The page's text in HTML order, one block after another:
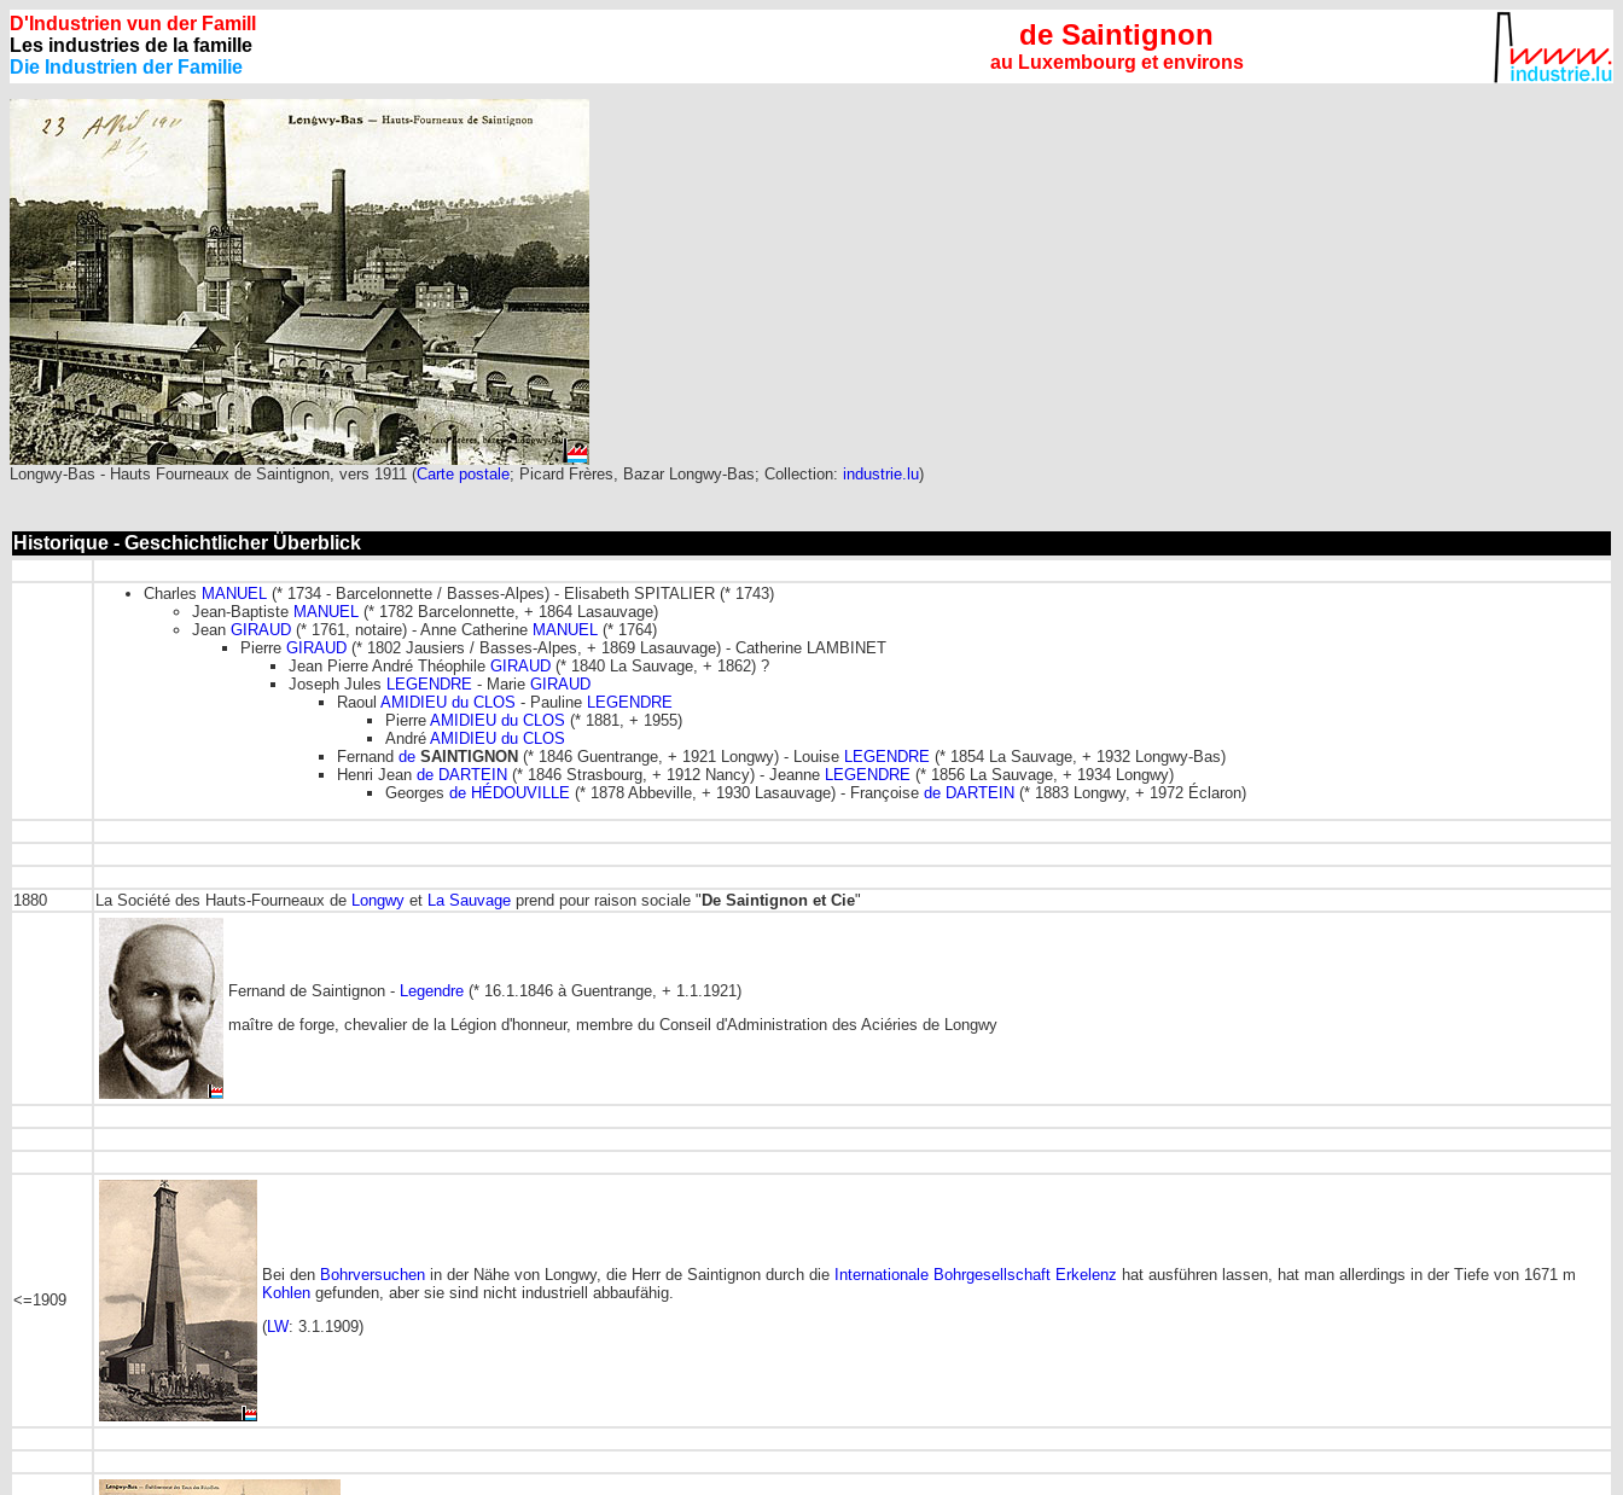
D'Industrien vun der Famill
Les industries de la famille
Die Industrien der Familie
de Saintignon
au Luxembourg et environs
Longwy-Bas - Hauts Fourneaux de Saintignon, vers 1911 (Carte postale; Picard Frères, Bazar Longwy-Bas; Collection: industrie.lu)
Historique - Geschichtlicher Überblick
Charles MANUEL (* 1734 - Barcelonnette / Basses-Alpes) - Elisabeth SPITALIER (* 1743)
Jean-Baptiste MANUEL (* 1782 Barcelonnette, + 1864 Lasauvage)
Jean GIRAUD (* 1761, notaire) - Anne Catherine MANUEL (* 1764)
Pierre GIRAUD (* 1802 Jausiers / Basses-Alpes, + 1869 Lasauvage) - Catherine LAMBINET
Jean Pierre André Théophile GIRAUD (* 1840 La Sauvage, + 1862) ?
Joseph Jules LEGENDRE - Marie GIRAUD
Raoul AMIDIEU du CLOS - Pauline LEGENDRE
Pierre AMIDIEU du CLOS (* 1881, + 1955)
André AMIDIEU du CLOS
Fernand de SAINTIGNON (* 1846 Guentrange, + 1921 Longwy) - Louise LEGENDRE (* 1854 La Sauvage, + 1932 Longwy-Bas)
Henri Jean de DARTEIN (* 1846 Strasbourg, + 1912 Nancy) - Jeanne LEGENDRE (* 1856 La Sauvage, + 1934 Longwy)
Georges de HÉDOUVILLE (* 1878 Abbeville, + 1930 Lasauvage) - Françoise de DARTEIN (* 1883 Longwy, + 1972 Éclaron)
1880 La Société des Hauts-Fourneaux de Longwy et La Sauvage prend pour raison sociale "De Saintignon et Cie"
Fernand de Saintignon - Legendre (* 16.1.1846 à Guentrange, + 1.1.1921)
maître de forge, chevalier de la Légion d'honneur, membre du Conseil d'Administration des Aciéries de Longwy
<=1909
Bei den Bohrversuchen in der Nähe von Longwy, die Herr de Saintignon durch die Internationale Bohrgesellschaft Erkelenz hat ausführen lassen, hat man allerdings in der Tiefe von 1671 m
Kohlen gefunden, aber sie sind nicht industriell abbaufähig.
( LW: 3.1.1909)